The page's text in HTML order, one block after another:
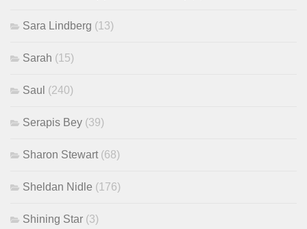
Sara Lindberg (13)
Sarah (15)
Saul (240)
Serapis Bey (39)
Sharon Stewart (68)
Sheldan Nidle (176)
Shining Star (3)